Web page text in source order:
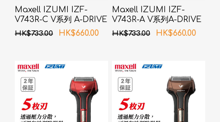
Maxell IZUMI IZF-
V743R-C V系列 A-DRIVE
4刀片电须刨 (銅色)
HK$733.00 HK$660.00
Maxell IZUMI IZF-
V743R-A V系列A-DRIVE
4刀片电须刨 (深海蓝色)
HK$733.00 HK$660.00